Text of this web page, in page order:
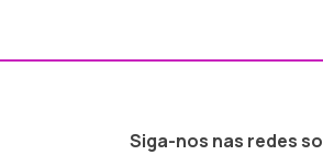
Siga-nos nas redes